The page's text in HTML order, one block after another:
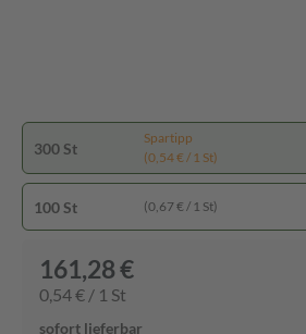
300 St
Spartipp
(0,54 € / 1 St)
100 St (0,67 € / 1 St)
161,28 €
0,54 € / 1 St
sofort lieferbar